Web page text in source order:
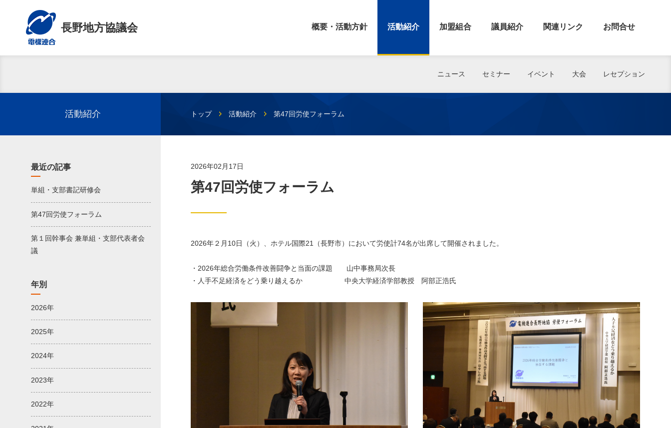
長野地方協議会 概要・活動方針 活動紹介 加盟組合 議員紹介 関連リンク お問合せ
ニュース セミナー イベント 大会 レセプション
トップ 活動紹介 第47回労使フォーラム
活動紹介
2026年02月17日
第47回労使フォーラム
2026年２月10日（火）、ホテル国際21（長野市）において労使計74名が出席して開催されました。
・2026年総合労働条件改善闘争と当面の課題 山中事務局次長
・人手不足経済をどう乗り越えるか 中央大学経済学部教授 阿部正浩氏
最近の記事
単組・支部書記研修会
第47回労使フォーラム
第１回幹事会 兼単組・支部代表者会
議
年別
2026年
2025年
2024年
2023年
2022年